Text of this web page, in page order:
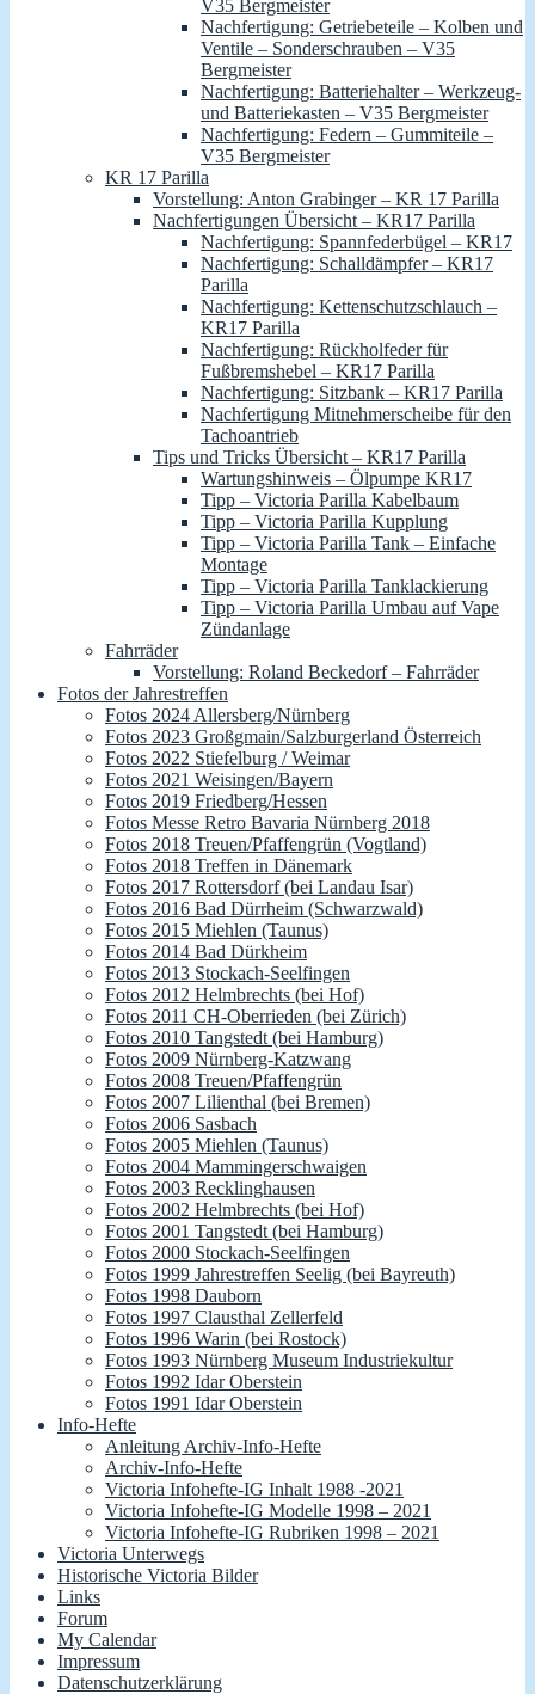
V35 Bergmeister
Nachfertigung: Getriebeteile – Kolben und
Ventile – Sonderschrauben – V35
Bergmeister
Nachfertigung: Batteriehalter – Werkzeug-
und Batteriekasten – V35 Bergmeister
Nachfertigung: Federn – Gummiteile –
V35 Bergmeister
KR 17 Parilla
Vorstellung: Anton Grabinger – KR 17 Parilla
Nachfertigungen Übersicht – KR17 Parilla
Nachfertigung: Spannfederbügel – KR17
Nachfertigung: Schalldämpfer – KR17
Parilla
Nachfertigung: Kettenschutzschlauch –
KR17 Parilla
Nachfertigung: Rückholfeder für
Fußbremshebel – KR17 Parilla
Nachfertigung: Sitzbank – KR17 Parilla
Nachfertigung Mitnehmerscheibe für den
Tachoantrieb
Tips und Tricks Übersicht – KR17 Parilla
Wartungshinweis – Ölpumpe KR17
Tipp – Victoria Parilla Kabelbaum
Tipp – Victoria Parilla Kupplung
Tipp – Victoria Parilla Tank – Einfache
Montage
Tipp – Victoria Parilla Tanklackierung
Tipp – Victoria Parilla Umbau auf Vape
Zündanlage
Fahrräder
Vorstellung: Roland Beckedorf – Fahrräder
Fotos der Jahrestreffen
Fotos 2024 Allersberg/Nürnberg
Fotos 2023 Großgmain/Salzburgerland Österreich
Fotos 2022 Stiefelburg / Weimar
Fotos 2021 Weisingen/Bayern
Fotos 2019 Friedberg/Hessen
Fotos Messe Retro Bavaria Nürnberg 2018
Fotos 2018 Treuen/Pfaffengrün (Vogtland)
Fotos 2018 Treffen in Dänemark
Fotos 2017 Rottersdorf (bei Landau Isar)
Fotos 2016 Bad Dürrheim (Schwarzwald)
Fotos 2015 Miehlen (Taunus)
Fotos 2014 Bad Dürkheim
Fotos 2013 Stockach-Seelfingen
Fotos 2012 Helmbrechts (bei Hof)
Fotos 2011 CH-Oberrieden (bei Zürich)
Fotos 2010 Tangstedt (bei Hamburg)
Fotos 2009 Nürnberg-Katzwang
Fotos 2008 Treuen/Pfaffengrün
Fotos 2007 Lilienthal (bei Bremen)
Fotos 2006 Sasbach
Fotos 2005 Miehlen (Taunus)
Fotos 2004 Mammingerschwaigen
Fotos 2003 Recklinghausen
Fotos 2002 Helmbrechts (bei Hof)
Fotos 2001 Tangstedt (bei Hamburg)
Fotos 2000 Stockach-Seelfingen
Fotos 1999 Jahrestreffen Seelig (bei Bayreuth)
Fotos 1998 Dauborn
Fotos 1997 Clausthal Zellerfeld
Fotos 1996 Warin (bei Rostock)
Fotos 1993 Nürnberg Museum Industriekultur
Fotos 1992 Idar Oberstein
Fotos 1991 Idar Oberstein
Info-Hefte
Anleitung Archiv-Info-Hefte
Archiv-Info-Hefte
Victoria Infohefte-IG Inhalt 1988 -2021
Victoria Infohefte-IG Modelle 1998 – 2021
Victoria Infohefte-IG Rubriken 1998 – 2021
Victoria Unterwegs
Historische Victoria Bilder
Links
Forum
My Calendar
Impressum
Datenschutzerklärung